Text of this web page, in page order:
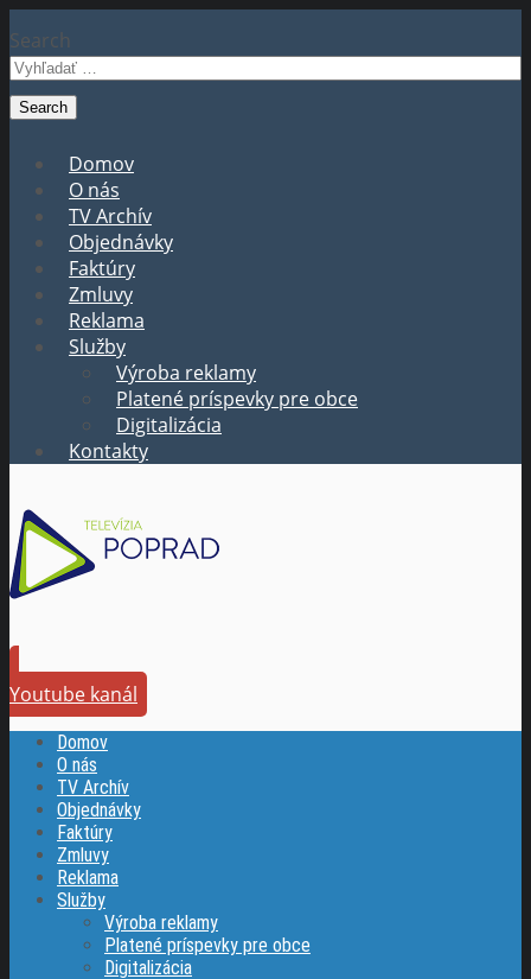
Search
Domov
O nás
TV Archív
Objednávky
Faktúry
Zmluvy
Reklama
Služby
Výroba reklamy
Platené príspevky pre obce
Digitalizácia
Kontakty
Youtube kanál
Domov
O nás
TV Archív
Objednávky
Faktúry
Zmluvy
Reklama
Služby
Výroba reklamy
Platené príspevky pre obce
Digitalizácia